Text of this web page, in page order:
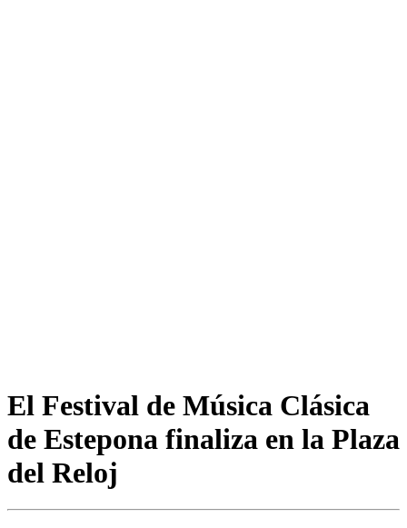
El Festival de Música Clásica
de Estepona finaliza en la Plaza
del Reloj